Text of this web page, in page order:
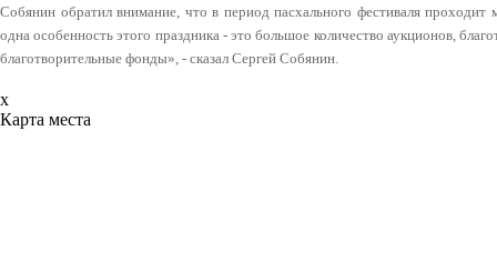
Собянин обратил внимание, что в период пасхального фестиваля
одна особенность этого праздника - это большое количество аукционов,
благотворительные фонды», - сказал Сергей Собянин.
x
Карта места